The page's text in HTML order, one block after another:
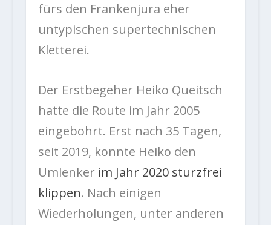
fürs den Frankenjura eher
untypischen supertechnischen
Kletterei.
Der Erstbegeher Heiko Queitsch
hatte die Route im Jahr 2005
eingebohrt. Erst nach 35 Tagen,
seit 2019, konnte Heiko den
Umlenker im Jahr 2020 sturzfrei
klippen. Nach einigen
Wiederholungen, unter anderen